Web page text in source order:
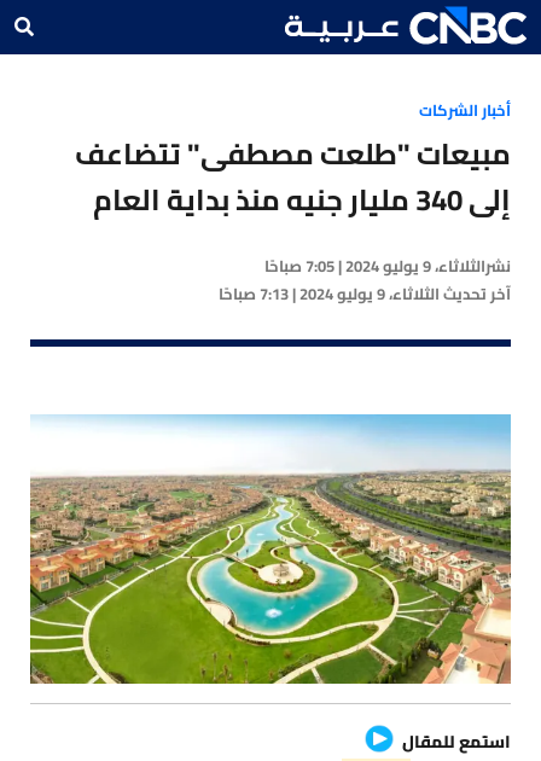
أخبار الشركات
مبيعات "طلعت مصطفى" تتضاعف
إلى 340 مليار جنيه منذ بداية العام
نشرالثلاثاء، 9 يوليو 2024 | 7:05 صباحًا
آخر تحديثالثلاثاء، 9 يوليو 2024 | 7:13 صباحًا
استمع للمقال